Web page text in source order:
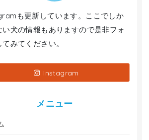
も更新しています。ここでしか
い犬の情報もありますので是非フォ
てみてください。
Instagram
メニュー